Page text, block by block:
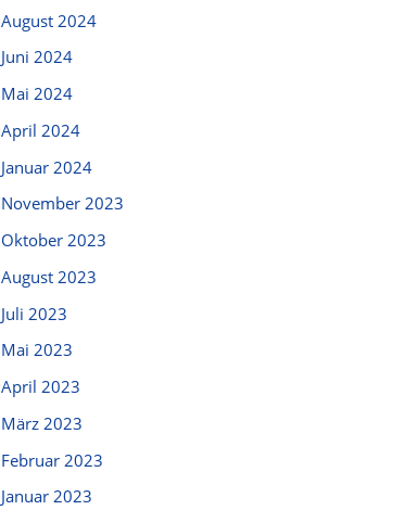
August 2024
Juni 2024
Mai 2024
April 2024
Januar 2024
November 2023
Oktober 2023
August 2023
Juli 2023
Mai 2023
April 2023
März 2023
Februar 2023
Januar 2023